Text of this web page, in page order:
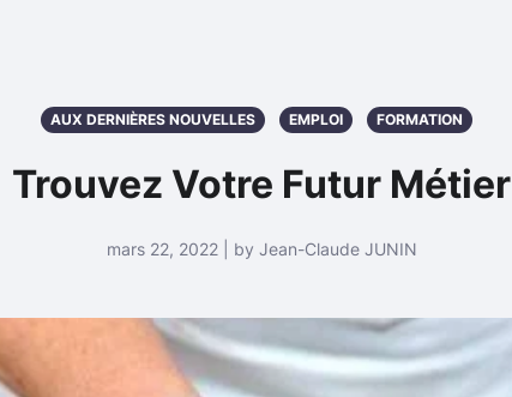
AUX DERNIÈRES NOUVELLES EMPLOI FORMATION
Trouvez Votre Futur Métier
mars 22, 2022 | by Jean-Claude JUNIN